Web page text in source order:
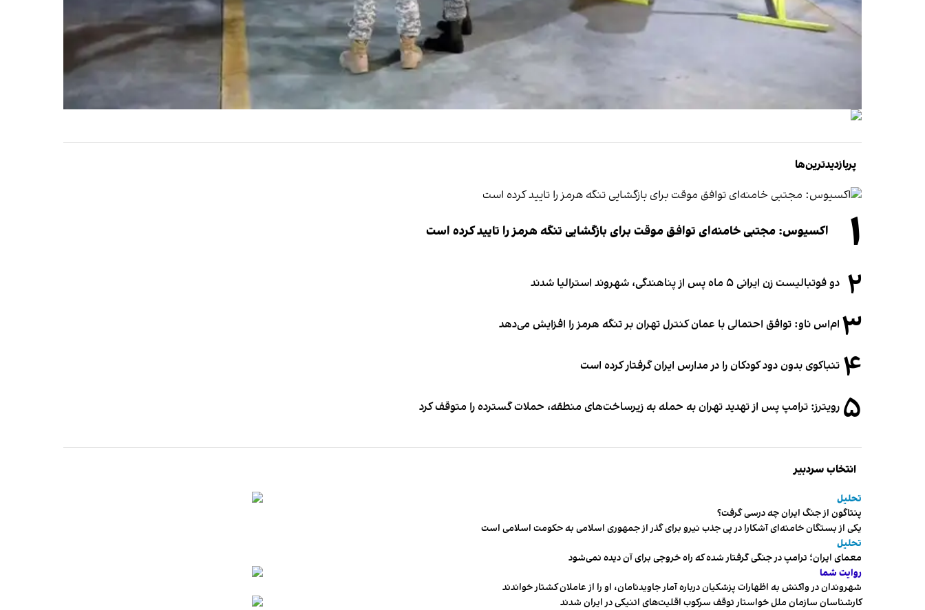
پربازدیدترین‌ها
۱ اکسیوس: مجتبی خامنه‌ای توافق موقت برای بازگشایی تنگه هرمز را تایید کرده است
۲ دو فوتبالیست زن ایرانی ۵ ماه پس از پناهندگی، شهروند استرالیا شدند
۳ ام‌اس ناو: توافق احتمالی با عمان کنترل تهران بر تنگه هرمز را افزایش می‌دهد
۴ تنباکوی بدون دود کودکان را در مدارس ایران گرفتار کرده است
۵ رویترز: ترامپ پس از تهدید تهران به حمله به زیرساخت‌های منطقه، حملات گسترده را متوقف کرد
انتخاب سردبیر
تحلیل
پنتاگون از جنگ ایران چه درسی گرفت؟
یکی از بستگان خامنه‌ای آشکارا در پی جذب نیرو برای گذر از جمهوری اسلامی به حکومت اسلامی است
تحلیل
معمای ایران؛ ترامپ در جنگی گرفتار شده که راه خروجی برای آن دیده نمی‌شود
روایت شما
شهروندان در واکنش به اظهارات پزشکیان درباره آمار جاویدنامان، او را از عاملان کشتار خواندند
کارشناسان سازمان ملل خواستار توقف سرکوب اقلیت‌های اتنیکی در ایران شدند